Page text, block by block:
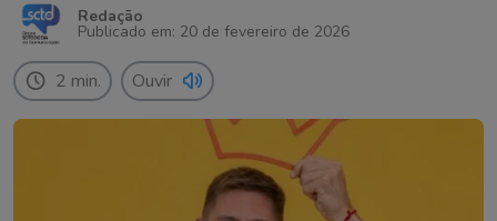
Redação
Publicado em: 20 de fevereiro de 2026
2 min. Ouvir